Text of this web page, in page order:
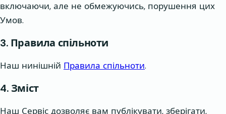
включаючи, але не обмежуючись, порушення цих
Умов.
3. Правила спільноти
Наш нинішній Правила спільноти.
4. Зміст
Наш Сервіс дозволяє вам публікувати, зберігати,